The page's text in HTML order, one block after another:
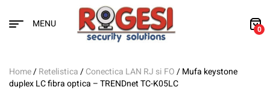
MENU 0
Home/Retelistica/Conectica LAN RJ si FO/ Mufa keystone
duplex LC fibra optica – TRENDnet TC-K05LC